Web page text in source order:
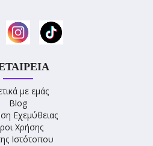
με εμάς
Blog
Εχεμύθειας
Χρήσης
Ιστότοπου